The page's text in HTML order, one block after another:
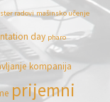
radovi mašinsko učenje
day pharo
kompanija
prijemni